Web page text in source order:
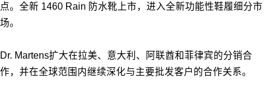
点。全新 1460 Rain 防水靴上市，进入全新功能性鞋履细分市
场。
Dr. Martens扩大在拉美、意大利、阿联酋和菲律宾的分销合
作，并在全球范围内继续深化与主要批发客户的合作关系。